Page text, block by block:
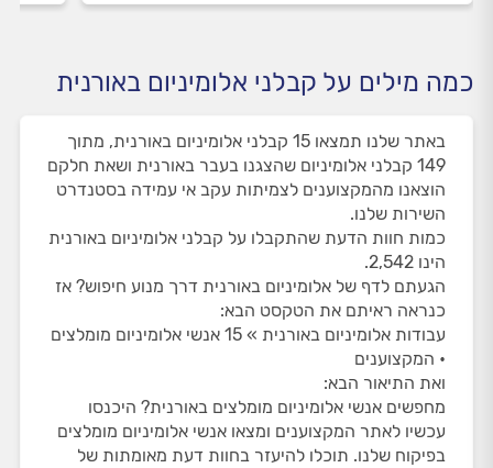
כמה מילים על קבלני אלומיניום באורנית
באתר שלנו תמצאו 15 קבלני אלומיניום באורנית, מתוך
149 קבלני אלומיניום שהצגנו בעבר באורנית ושאת חלקם
הוצאנו מהמקצוענים לצמיתות עקב אי עמידה בסטנדרט
השירות שלנו.
כמות חוות הדעת שהתקבלו על קבלני אלומיניום באורנית
הינו 2,542.
הגעתם לדף של אלומיניום באורנית דרך מנוע חיפוש? אז
כנראה ראיתם את הטקסט הבא:
עבודות אלומיניום באורנית » 15 אנשי אלומיניום מומלצים
• המקצוענים
ואת התיאור הבא:
מחפשים אנשי אלומיניום מומלצים באורנית? היכנסו
עכשיו לאתר המקצוענים ומצאו אנשי אלומיניום מומלצים
בפיקוח שלנו. תוכלו להיעזר בחוות דעת מאומתות של